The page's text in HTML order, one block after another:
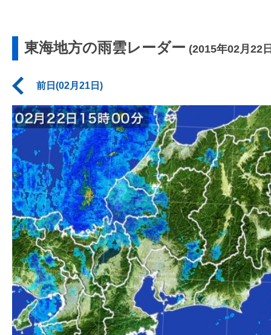
東海地方の雨雲レーダー (2015年02月22
前日(02月21日)